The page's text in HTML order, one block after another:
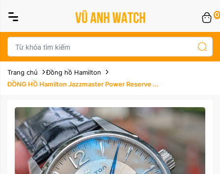
0
Trang chủ
Đồng hồ Hamilton
ĐỒNG HỒ Hamilton Jazzmaster Power Reserve ...